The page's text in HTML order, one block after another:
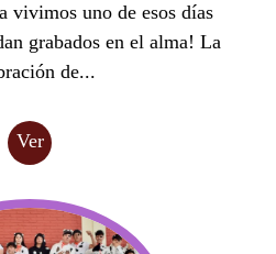
vivimos uno de esos días
grabados en el alma! La
de...
Ver